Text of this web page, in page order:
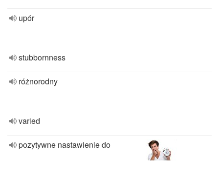
upór
stubbornness
różnorodny
varied
pozytywne nastawienie do